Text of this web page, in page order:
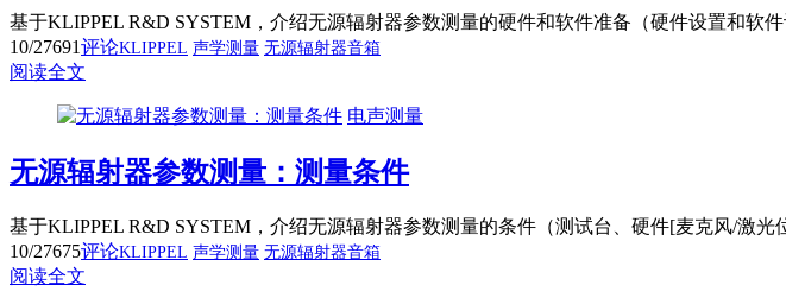
基于KLIPPEL R&D SYSTEM，介绍无源辐射器参数测量的硬件和软件准备（硬件设置和软件
10/27691评论KLIPPEL 声学测量 无源辐射器音箱
阅读全文
电声测量
无源辐射器参数测量：测量条件
基于KLIPPEL R&D SYSTEM，介绍无源辐射器参数测量的条件（测试台、硬件[麦克风/激光
10/27675评论KLIPPEL 声学测量 无源辐射器音箱
阅读全文